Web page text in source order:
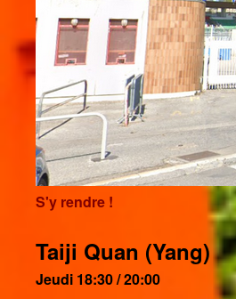
S'y rendre !
Taiji Quan (Yang)
Jeudi 18:30 / 20:00